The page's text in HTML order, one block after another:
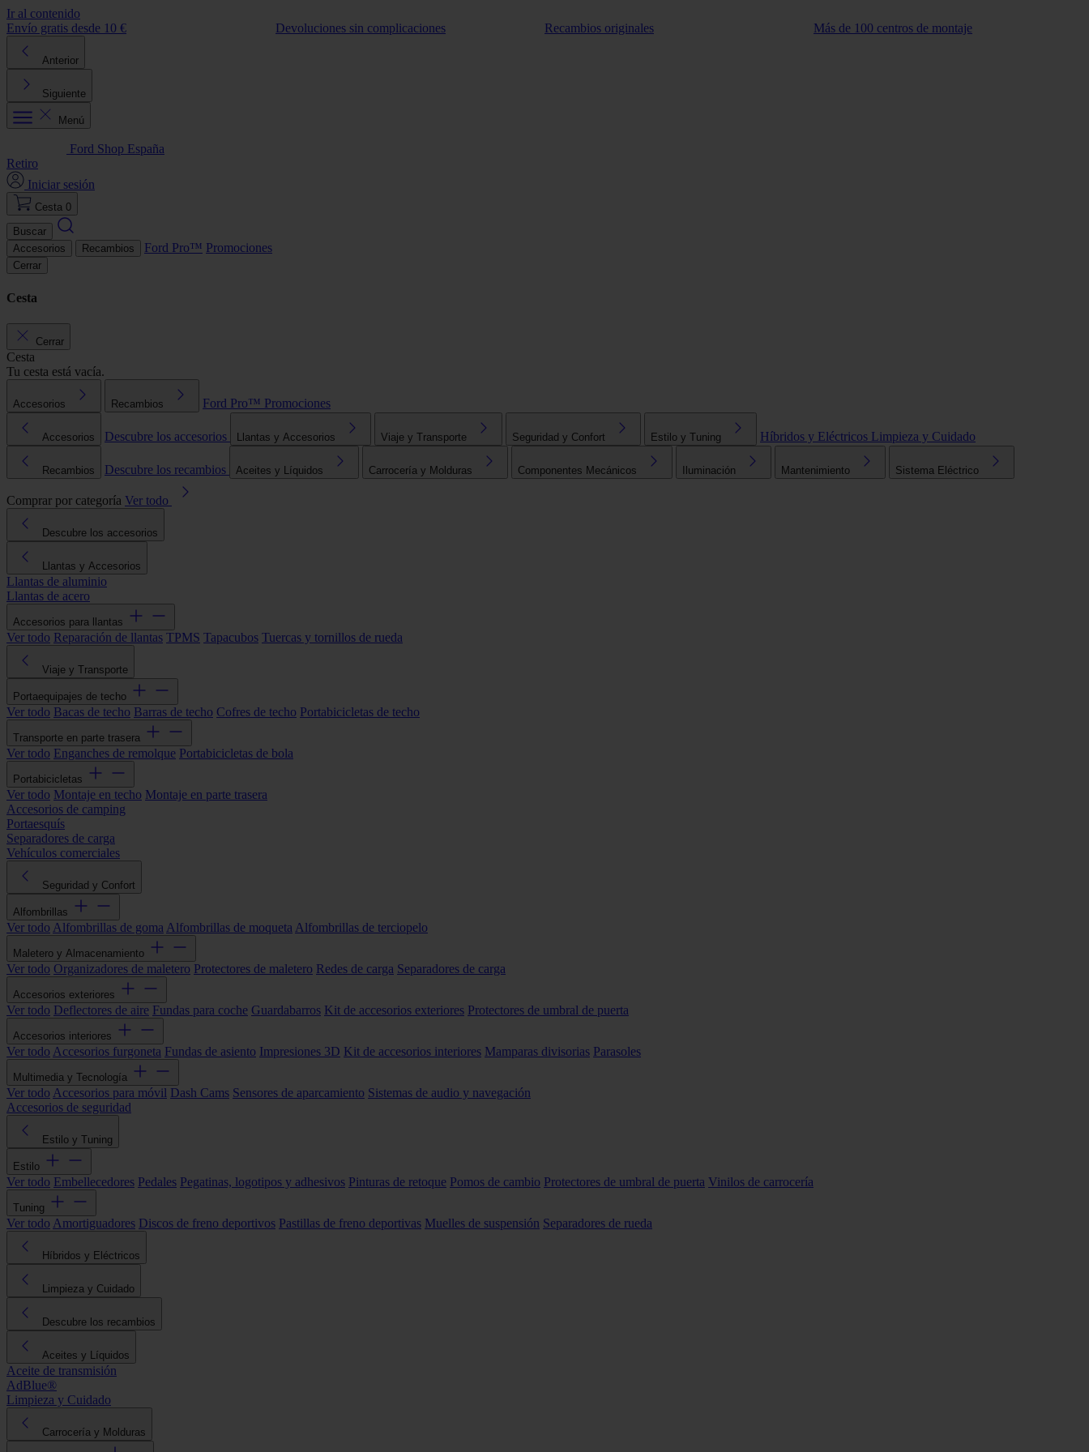
Ir al contenido
Envío gratis desde 10 €
Devoluciones sin complicaciones Recambios originales Más de 100 centros de montaje
Anterior
Siguiente
Menú
Ford Shop España
Retiro
Iniciar sesión
Cesta 0
Buscar
Accesorios
Recambios Ford Pro™ Promociones
Cerrar
Cesta
Cerrar
Cesta
Tu cesta está vacía.
Accesorios Recambios Ford Pro™ Promociones
Accesorios Descubre los accesorios Llantas y Accesorios Viaje y Transporte Seguridad y Confort Estilo y Tuning Híbridos y Eléctricos Limpieza y Cuidado
Recambios Descubre los recambios Aceites y Líquidos Carrocería y Molduras Componentes Mecánicos Iluminación Mantenimiento Sistema Eléctrico
Comprar por categoría Ver todo
Descubre los accesorios
Llantas y Accesorios
Llantas de aluminio
Llantas de acero
Accesorios para llantas
Ver todo Reparación de llantas TPMS Tapacubos Tuercas y tornillos de rueda
Viaje y Transporte
Portaequipajes de techo
Ver todo Bacas de techo Barras de techo Cofres de techo Portabicicletas de techo
Transporte en parte trasera
Ver todo Enganches de remolque Portabicicletas de bola
Portabicicletas
Ver todo Montaje en techo Montaje en parte trasera
Accesorios de camping
Portaesquís
Separadores de carga
Vehículos comerciales
Seguridad y Confort
Alfombrillas
Ver todo Alfombrillas de goma Alfombrillas de moqueta Alfombrillas de terciopelo
Maletero y Almacenamiento
Ver todo Organizadores de maletero Protectores de maletero Redes de carga Separadores de carga
Accesorios exteriores
Ver todo Deflectores de aire Fundas para coche Guardabarros Kit de accesorios exteriores Protectores de umbral de puerta
Accesorios interiores
Ver todo Accesorios furgoneta Fundas de asiento Impresiones 3D Kit de accesorios interiores Mamparas divisorias Parasoles
Multimedia y Tecnología
Ver todo Accesorios para móvil Dash Cams Sensores de aparcamiento Sistemas de audio y navegación
Accesorios de seguridad
Estilo y Tuning
Estilo
Ver todo Embellecedores Pedales Pegatinas, logotipos y adhesivos Pinturas de retoque Pomos de cambio Protectores de umbral de puerta Vinilos de carrocería
Tuning
Ver todo Amortiguadores Discos de freno deportivos Pastillas de freno deportivas Muelles de suspensión Separadores de rueda
Híbridos y Eléctricos
Limpieza y Cuidado
Descubre los recambios
Aceites y Líquidos
Aceite de transmisión
AdBlue®
Limpieza y Cuidado
Carrocería y Molduras